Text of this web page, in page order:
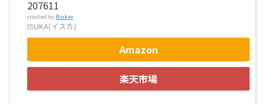
207611
created by Rinker
ISUKA(イスカ)
Amazon
楽天市場